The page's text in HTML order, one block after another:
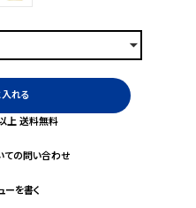
入れる
上 送料無料
ての問い合わせ
ーを書く